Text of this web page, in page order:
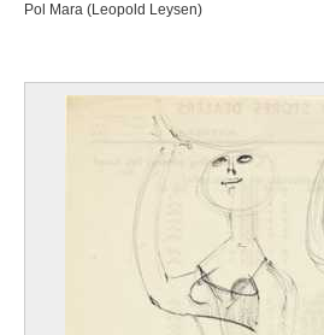
Pol Mara (Leopold Leysen)